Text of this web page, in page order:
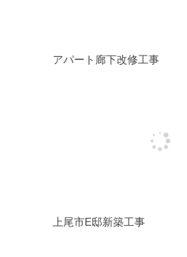
アパート廊下改修工事
上尾市E邸新築工事